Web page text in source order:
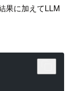
果に加えてLLM